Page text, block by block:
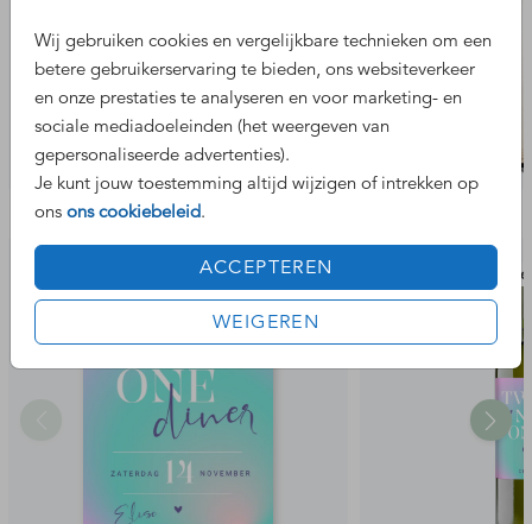
Wij gebruiken cookies en vergelijkbare technieken om een
betere gebruikerservaring te bieden, ons websiteverkeer
en onze prestaties te analyseren en voor marketing- en
sociale mediadoeleinden (het weergeven van
gepersonaliseerde advertenties).
Je kunt jouw toestemming altijd wijzigen of intrekken op
ons ons cookiebeleid.
ACCEPTEREN
WEIGEREN
Voordelen van een digitale kaart:
- Digitaal verstuurd en binnen één werkdag binnen via de
mail
- Je ontvangt een PNG-bestand, ideaal voor WhatsApp, e-
mail of social media
- Goed leesbaar op mobiel
- Milieuvriendelijk
- Makkelijk en snel
Bekijk de complete set
uitnodiging